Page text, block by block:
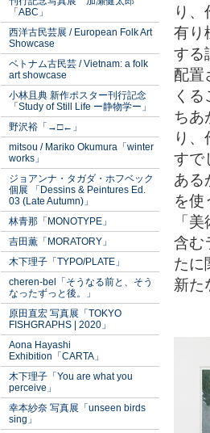
「ABC」
西洋古民芸展 / European Folk Art
Showcase
ベトナム古民芸 / Vietnam: a folk
art showcase
小林且典 新作ポスター刊行記念
「Study of Still Life ー静物学ー」
野沢裕「→□←」
mitsou / Mariko Okumura「winter
works」
ジョアンナ・タガダ・ホフベック
個展 「Dessins & Peintures Ed.
03 (Late Autumn)」
林青那「MONOTYPE」
吉田薫「MORATORY」
木下理子「TYPO/PLATE」
cheren-bel「そうなる前と、そう
なったずっと後。」
原田直宏 写真展「TOKYO
FISHGRAPHS | 2020」
Aona Hayashi
Exhibition「CARTA」
木下理子「You are what you
perceive」
幸本紗奈 写真展「unseen birds
sing」
り
有り
する
配置
く
ちあ
り
すで
ある
を使
「
含む
たに
新た